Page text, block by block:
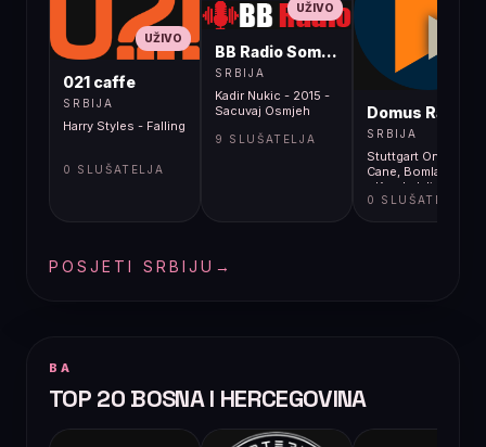
UŽIVO
021 caffe
SRBIJA
Harry Styles - Falling
0 SLUŠATELJA
UŽIVO
BB Radio Sombor
SRBIJA
Kadir Nukic - 2015 -
Sacuvaj Osmjeh
9 SLUŠATELJA
Domus Radio
SRBIJA
Stuttgart Online
Cane, Bomla i Mikša
- Korak dalje
0 SLUŠATELJA
POSJETI SRBIJU →
BA
TOP 20 BOSNA I HERCEGOVINA